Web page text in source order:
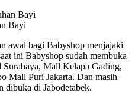
Bayi
awal bagi Babyshop menjajaki
ini Babyshop sudah membuka
Mall Kelapa Gading,
Mall Puri Jakarta. Dan masih
dibuka di Jabodetabek.